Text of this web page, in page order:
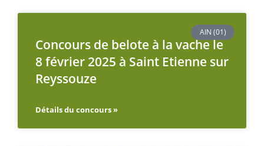
AIN (01)
Concours de belote à la vache le
8 février 2025 à Saint Etienne sur
Reyssouze
Détails du concours »